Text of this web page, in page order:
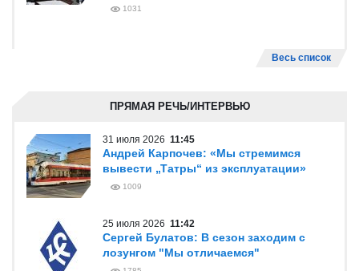
1031
Весь список
ПРЯМАЯ РЕЧЬ/ИНТЕРВЬЮ
31 июля 2026 11:45
Андрей Карпочев: «Мы стремимся
вывести „Татры“ из эксплуатации»
1009
25 июля 2026 11:42
Сергей Булатов: В сезон заходим с
лозунгом "Мы отличаемся"